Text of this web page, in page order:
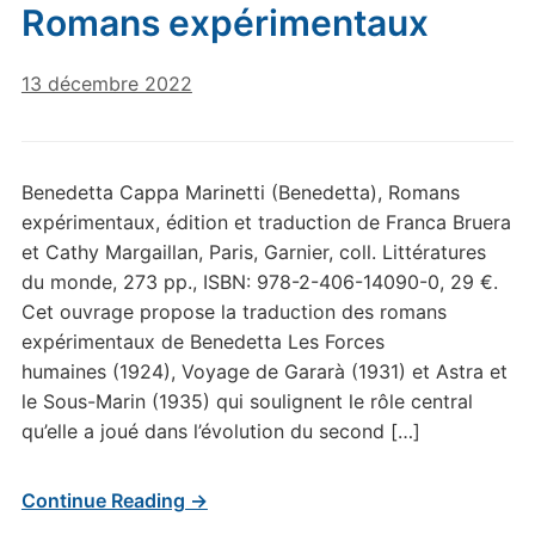
Romans expérimentaux
13 décembre 2022
Benedetta Cappa Marinetti (Benedetta), Romans
expérimentaux, édition et traduction de Franca Bruera
et Cathy Margaillan, Paris, Garnier, coll. Littératures
du monde, 273 pp., ISBN: 978-2-406-14090-0, 29 €.
Cet ouvrage propose la traduction des romans
expérimentaux de Benedetta Les Forces
humaines (1924), Voyage de Gararà (1931) et Astra et
le Sous-Marin (1935) qui soulignent le rôle central
qu’elle a joué dans l’évolution du second […]
Continue Reading →